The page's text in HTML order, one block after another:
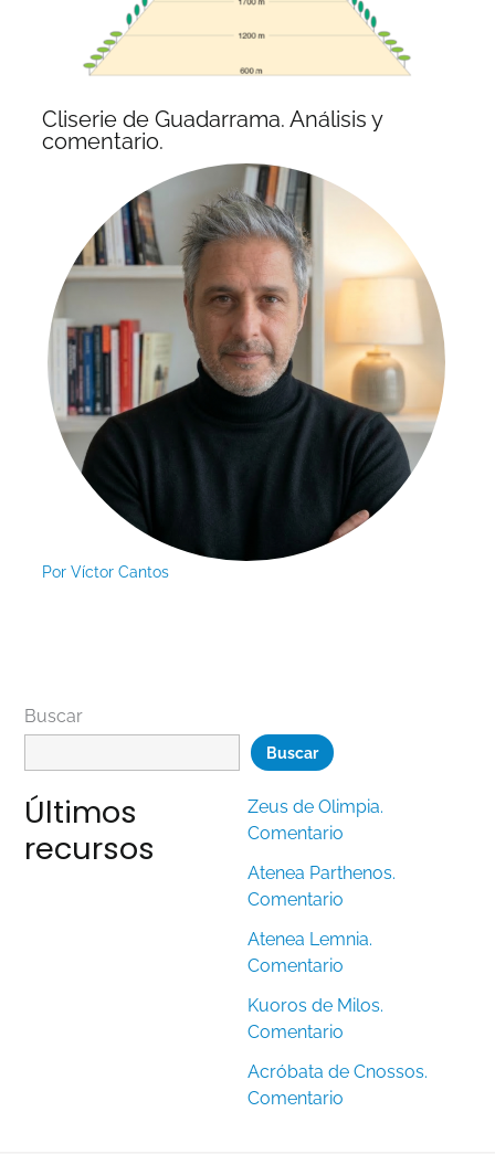
Cliserie de Guadarrama. Análisis y
comentario.
Por Víctor Cantos
Buscar
Buscar
Últimos
recursos
Zeus de Olimpia.
Comentario
Atenea Parthenos.
Comentario
Atenea Lemnia.
Comentario
Kuoros de Milos.
Comentario
Acróbata de Cnossos.
Comentario